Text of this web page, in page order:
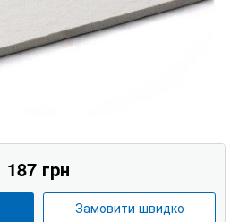
187 грн
Замовити швидко